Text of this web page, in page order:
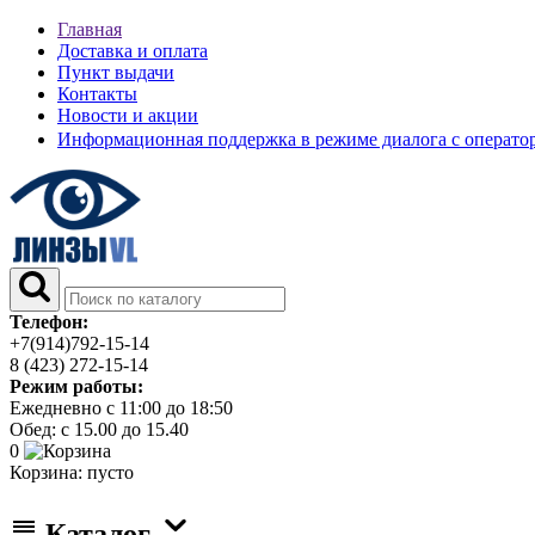
Главная
Доставка и оплата
Пункт выдачи
Контакты
Новости и акции
Информационная поддержка в режиме диалога с
Телефон:
+7(914)792-15-14
8 (423) 272-15-14
Режим работы:
Ежедневно с 11:00 до 18:50
Обед: с 15.00 до 15.40
0
Корзина: пусто